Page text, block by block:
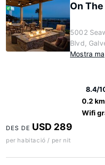
On
5002
Blvd,
Mostra
8.4/
0.2 km
Wifi
DES DE USD 289
per habitació / per nit